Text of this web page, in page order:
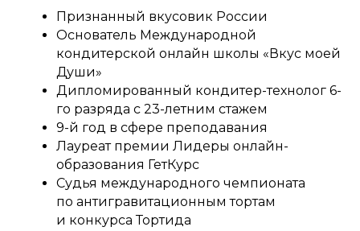
Признанный вкусовик России
Основатель Международной
кондитерской онлайн школы «Вкус моей
Души»
Дипломированный кондитер-технолог 6-
го разряда с 23-летним стажем
9-й год в сфере преподавания
Лауреат премии Лидеры онлайн-
образования ГетКурс
Судья международного чемпионата
по антигравитационным тортам
и конкурса Тортида